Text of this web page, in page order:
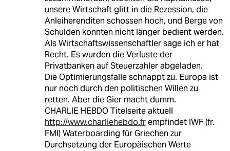
unsere Wirtschaft glitt in die Rezession, die
Anleiherenditen schossen hoch, und Berge von
Schulden konnten nicht länger bedient werden.
Als Wirtschaftswissenschaftler sage ich er hat
Recht. Es wurden die Verluste der
Privatbanken auf Steuerzahler abgeladen.
Die Optimierungsfalle schnappt zu. Europa ist
nur noch durch den politischen Willen zu
retten. Aber die Gier macht dumm.
CHARLIE HEBDO Titelseite aktuell
http://www.charliehebdo.frempfindet IWF (fr.
FMI) Waterboarding für Griechen zur
Durchsetzung der Europäischen Werte